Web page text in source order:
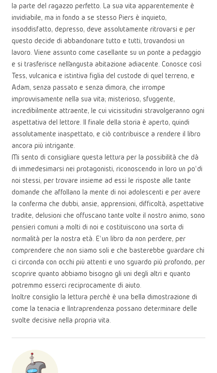
la parte del ragazzo perfetto. La sua vita apparentemente è
invidiabile, ma in fondo a se stesso Piers è inquieto,
insoddisfatto, depresso, deve assolutamente ritrovarsi e per
questo decide di abbandonare tutto e tutti, trovandosi un
lavoro. Viene assunto come casellante su un ponte a pedaggio
e si trasferisce nell’angusta abitazione adiacente. Conosce così
Tess, vulcanica e istintiva figlia del custode di quel terreno, e
Adam, senza passato e senza dimora, che irrompe
improvvisamente nella sua vita; misterioso, sfuggente,
incredibilmente attraente, le cui vicissitudini stravolgeranno ogni
aspettativa del lettore. Il finale della storia è aperto, quindi
assolutamente inaspettato, e ciò contribuisce a rendere il libro
ancora più intrigante.
Mi sento di consigliare questa lettura per la possibilità che dà
di immedesimarsi nei protagonisti, riconoscendo in loro un po’ di
noi stessi, per trovare insieme ad essi le risposte alle tante
domande che affollano la mente di noi adolescenti e per avere
la conferma che dubbi, ansie, apprensioni, difficoltà, aspettative
tradite, delusioni che offuscano tante volte il nostro animo, sono
pensieri comuni a molti di noi e costituiscono una sorta di
normalità per la nostra età. E’ un libro da non perdere, per
comprendere che non siamo soli e che basterebbe guardare chi
ci circonda con occhi più attenti e uno sguardo più profondo, per
scoprire quanto abbiamo bisogno gli uni degli altri e quanto
potremmo esserci reciprocamente di aiuto.
Inoltre consiglio la lettura perchè è una bella dimostrazione di
come la tenacia e l’intraprendenza possano determinare delle
svolte decisive nella propria vita.